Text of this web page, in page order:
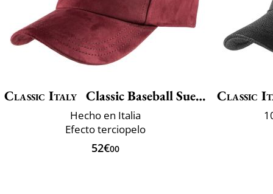
Classic Italy Classic Baseball Suedine
Hecho en Italia
Efecto terciopelo
52€00
Classic